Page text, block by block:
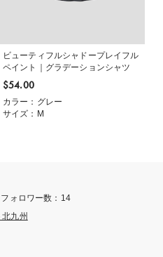
ビューティフルシャドープレイフル
ペイント｜グラデーションシャツ
$‌54.00
カラー：グレー
サイズ：M
ォロワー数：14
九州